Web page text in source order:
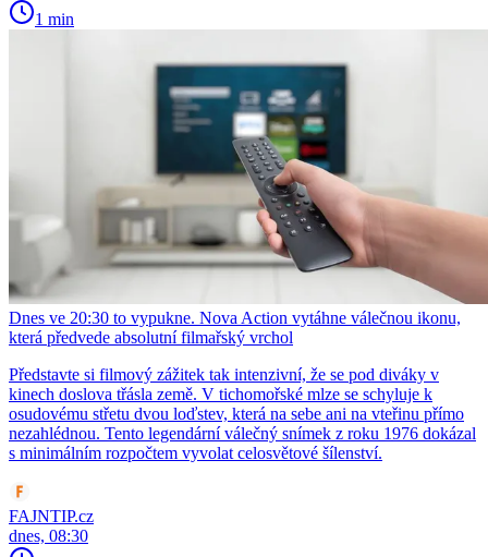
1 min
Dnes ve 20:30 to vypukne. Nova Action vytáhne válečnou ikonu,
která předvede absolutní filmařský vrchol
Představte si filmový zážitek tak intenzivní, že se pod diváky v
kinech doslova třásla země. V tichomořské mlze se schyluje k
osudovému střetu dvou loďstev, která na sebe ani na vteřinu přímo
nezahlédnou. Tento legendární válečný snímek z roku 1976 dokázal
s minimálním rozpočtem vyvolat celosvětové šílenství.
FAJNTIP.cz
dnes, 08:30